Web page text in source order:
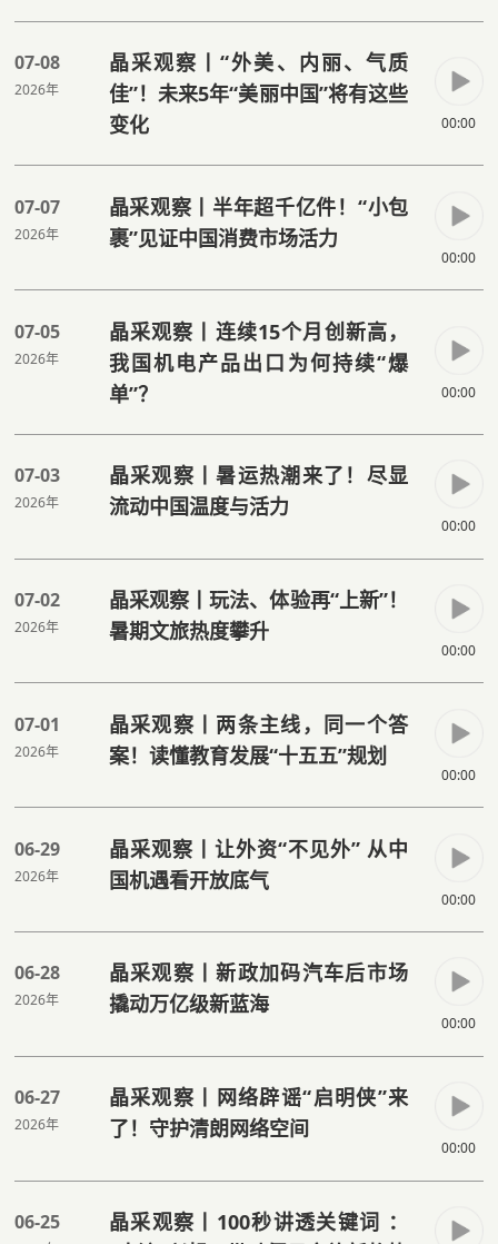
07-08
2026年
晶采观察丨“外美、内丽、气质
佳”！未来5年“美丽中国”将有这些
变化
00:00
07-07
2026年
晶采观察丨半年超千亿件！“小包
裹”见证中国消费市场活力
00:00
07-05
2026年
晶采观察丨连续15个月创新高，
我国机电产品出口为何持续“爆
单”？
00:00
07-03
2026年
晶采观察丨暑运热潮来了！尽显
流动中国温度与活力
00:00
07-02
2026年
晶采观察丨玩法、体验再“上新”！
暑期文旅热度攀升
00:00
07-01
2026年
晶采观察丨两条主线，同一个答
案！读懂教育发展“十五五”规划
00:00
06-29
2026年
晶采观察丨让外资“不见外” 从中
国机遇看开放底气
00:00
06-28
2026年
晶采观察丨新政加码汽车后市场
撬动万亿级新蓝海
00:00
06-27
2026年
晶采观察丨网络辟谣“启明侠”来
了！守护清朗网络空间
00:00
06-25
晶采观察丨100秒讲透关键词 ：